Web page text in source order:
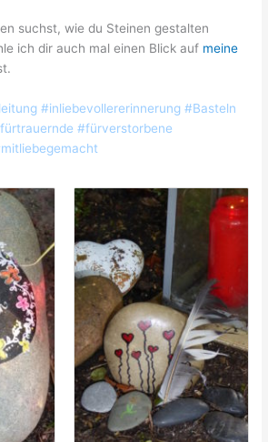
suchst, wie du Steinen gestalten
ich dir auch mal einen Blick auf meine
#inliebevollererinnerung #Basteln
#fürverstorbene